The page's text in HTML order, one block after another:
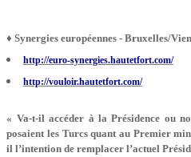
♦ Synergies européennes - Bruxelles/
http://euro-synergies.hautetfort.com/
http://vouloir.hautetfort.com/
« Va-t-il accéder à la Présidence ou
posaient les Turcs quant au Premier
il l’intention de remplacer l’actuel